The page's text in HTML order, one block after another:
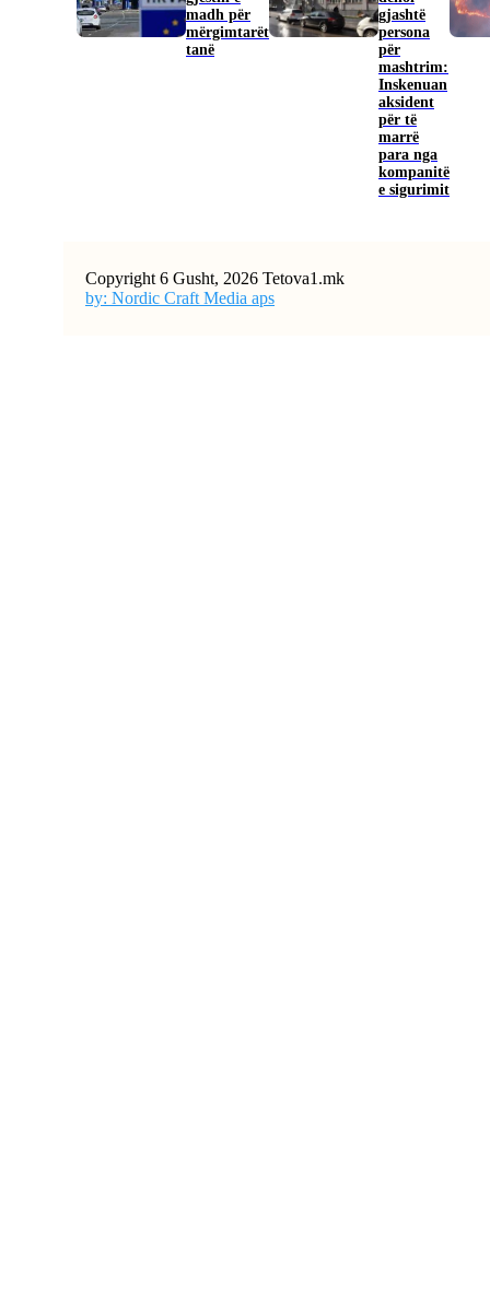
madh për
mërgimtarët
tanë
gjashtë
persona
për
mashtrim:
Inskenuan
aksident
për të
marrë
para nga
kompanitë
e sigurimit
Copyright 6 Gusht, 2026 Tetova1.mk
by: Nordic Craft Media aps